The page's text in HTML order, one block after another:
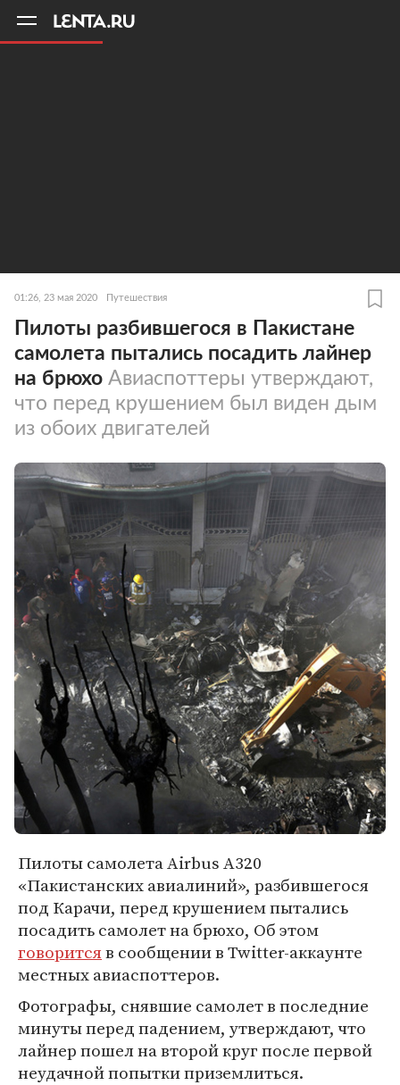
01:26, 23 мая 2020 Путешествия
Пилоты разбившегося в Пакистане
самолета пытались посадить лайнер
на брюхо Авиаспоттеры утверждают,
что перед крушением был виден дым
из обоих двигателей
Пилоты самолета Airbus A320
«Пакистанских авиалиний», разбившегося
под Карачи, перед крушением пытались
посадить самолет на брюхо, Об этом
говоритсяв сообщении в Twitter-аккаунте
местных авиаспоттеров.
Фотографы, снявшие самолет в последние
минуты перед падением, утверждают, что
лайнер пошел на второй круг после первой
неудачной попытки приземлиться.